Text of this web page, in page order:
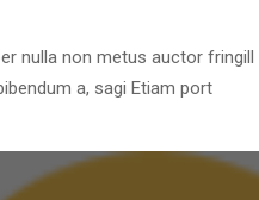
nulla non metus auctor fringill
a, sagi Etiam port